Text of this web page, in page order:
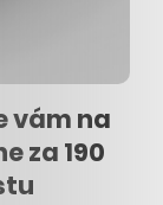
vám na
za 190